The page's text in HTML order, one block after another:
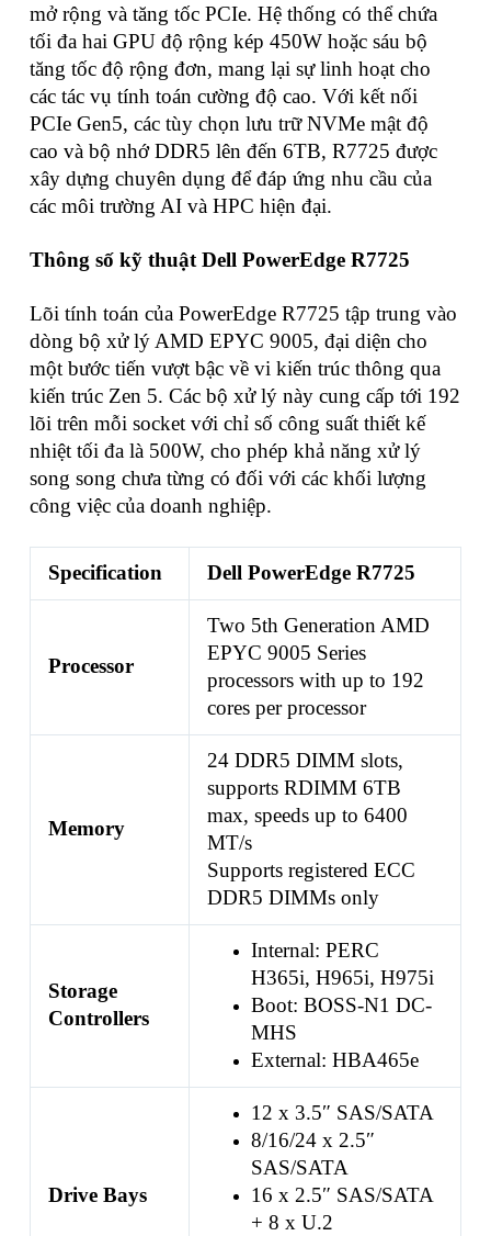
mở rộng và tăng tốc PCIe. Hệ thống có thể chứa
tối đa hai GPU độ rộng kép 450W hoặc sáu bộ
tăng tốc độ rộng đơn, mang lại sự linh hoạt cho
các tác vụ tính toán cường độ cao. Với kết nối
PCIe Gen5, các tùy chọn lưu trữ NVMe mật độ
cao và bộ nhớ DDR5 lên đến 6TB, R7725 được
xây dựng chuyên dụng để đáp ứng nhu cầu của
các môi trường AI và HPC hiện đại.
Thông số kỹ thuật Dell PowerEdge R7725
Lõi tính toán của PowerEdge R7725 tập trung vào
dòng bộ xử lý AMD EPYC 9005, đại diện cho
một bước tiến vượt bậc về vi kiến trúc thông qua
kiến trúc Zen 5. Các bộ xử lý này cung cấp tới 192
lõi trên mỗi socket với chỉ số công suất thiết kế
nhiệt tối đa là 500W, cho phép khả năng xử lý
song song chưa từng có đối với các khối lượng
công việc của doanh nghiệp.
Specification Dell PowerEdge R7725
Processor
Two 5th Generation AMD
EPYC 9005 Series
processors with up to 192
cores per processor
Memory
24 DDR5 DIMM slots,
supports RDIMM 6TB
max, speeds up to 6400
MT/s
Supports registered ECC
DDR5 DIMMs only
Storage
Controllers
Internal: PERC
H365i, H965i, H975i
Boot: BOSS-N1 DC-
MHS
External: HBA465e
Drive Bays
12 x 3.5″ SAS/SATA
8/16/24 x 2.5″
SAS/SATA
16 x 2.5″ SAS/SATA
+ 8 x U.2